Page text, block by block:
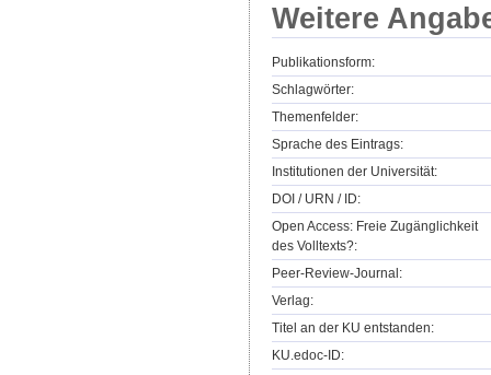
Weitere
Publikationsform:
Schlagwörter:
Themenfelder:
Sprache des Eintrags:
Institutionen der Universität:
DOI / URN / ID:
Open Access: Freie Zugänglichkeit
des Volltexts?:
Peer-Review-Journal:
Verlag:
Titel an der KU entstanden:
KU.edoc-ID: